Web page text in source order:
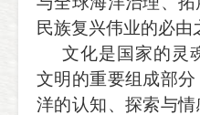
民族复兴伟业的必由
文化是国家的灵
文明的重要组成部
洋的认知、探索与